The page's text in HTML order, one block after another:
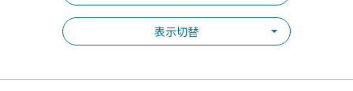
表示切替